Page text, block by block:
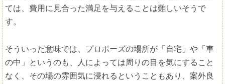
ては、費用に見合った満足を与えることは難しいそうで
す。
そういった意味では、プロポーズの場所が「自宅」や「車
の中」というのも、人によっては周りの目を気にすること
なく、その場の雰囲気に浸れるということもあり、案外良